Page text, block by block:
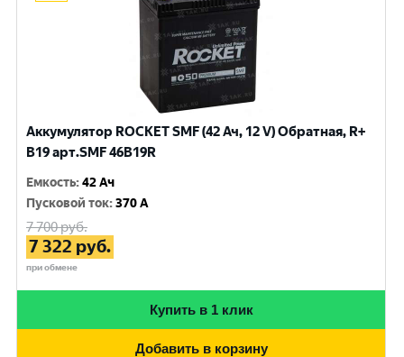
Аккумулятор ROCKET SMF (42 Ач, 12 V) Обратная, R+
B19 арт.SMF 46В19R
Емкость:42 Ач
Пусковой ток:370 A
7 700руб.
7 322 руб.
при обмене
Купить в 1 клик
Добавить в корзину